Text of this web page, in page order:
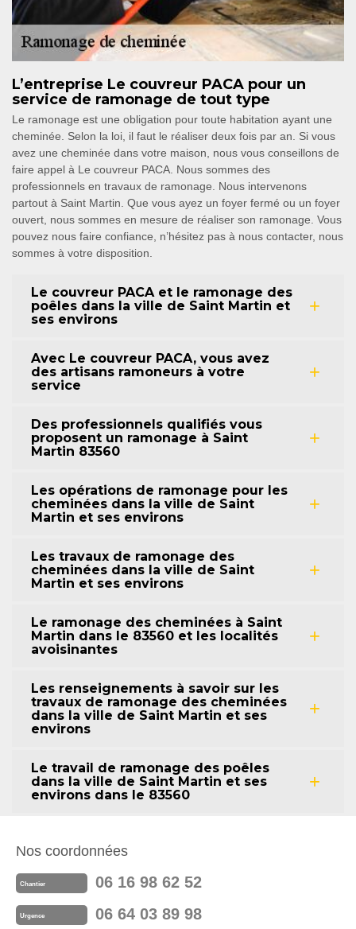
L’entreprise Le couvreur PACA pour un
service de ramonage de tout type
Le ramonage est une obligation pour toute habitation ayant une
cheminée. Selon la loi, il faut le réaliser deux fois par an. Si vous
avez une cheminée dans votre maison, nous vous conseillons de
faire appel à Le couvreur PACA. Nous sommes des
professionnels en travaux de ramonage. Nous intervenons
partout à Saint Martin. Que vous ayez un foyer fermé ou un foyer
ouvert, nous sommes en mesure de réaliser son ramonage. Vous
pouvez nous faire confiance, n’hésitez pas à nous contacter, nous
sommes à votre disposition.
Le couvreur PACA et le ramonage des
poêles dans la ville de Saint Martin et
ses environs
Avec Le couvreur PACA, vous avez
des artisans ramoneurs à votre
service
Des professionnels qualifiés vous
proposent un ramonage à Saint
Martin 83560
Les opérations de ramonage pour les
cheminées dans la ville de Saint
Martin et ses environs
Les travaux de ramonage des
cheminées dans la ville de Saint
Martin et ses environs
Le ramonage des cheminées à Saint
Martin dans le 83560 et les localités
avoisinantes
Les renseignements à savoir sur les
travaux de ramonage des cheminées
dans la ville de Saint Martin et ses
environs
Le travail de ramonage des poêles
dans la ville de Saint Martin et ses
environs dans le 83560
Nos coordonnées
Chantier 06 16 98 62 52
Urgence 06 64 03 89 98